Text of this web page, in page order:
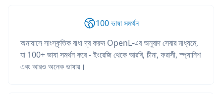
100 ভাষা সমর্থন
অনায়াসে সাংস্কৃতিক বাধা দূর করুন OpenL-এর অনুবাদ সেবার মাধ্যমে,
যা 100+ ভাষা সমর্থন করে - ইংরেজি থেকে আরবি, চীনা, ফরাসী, স্প্যানিশ
এবং আরও অনেক ভাষায়।